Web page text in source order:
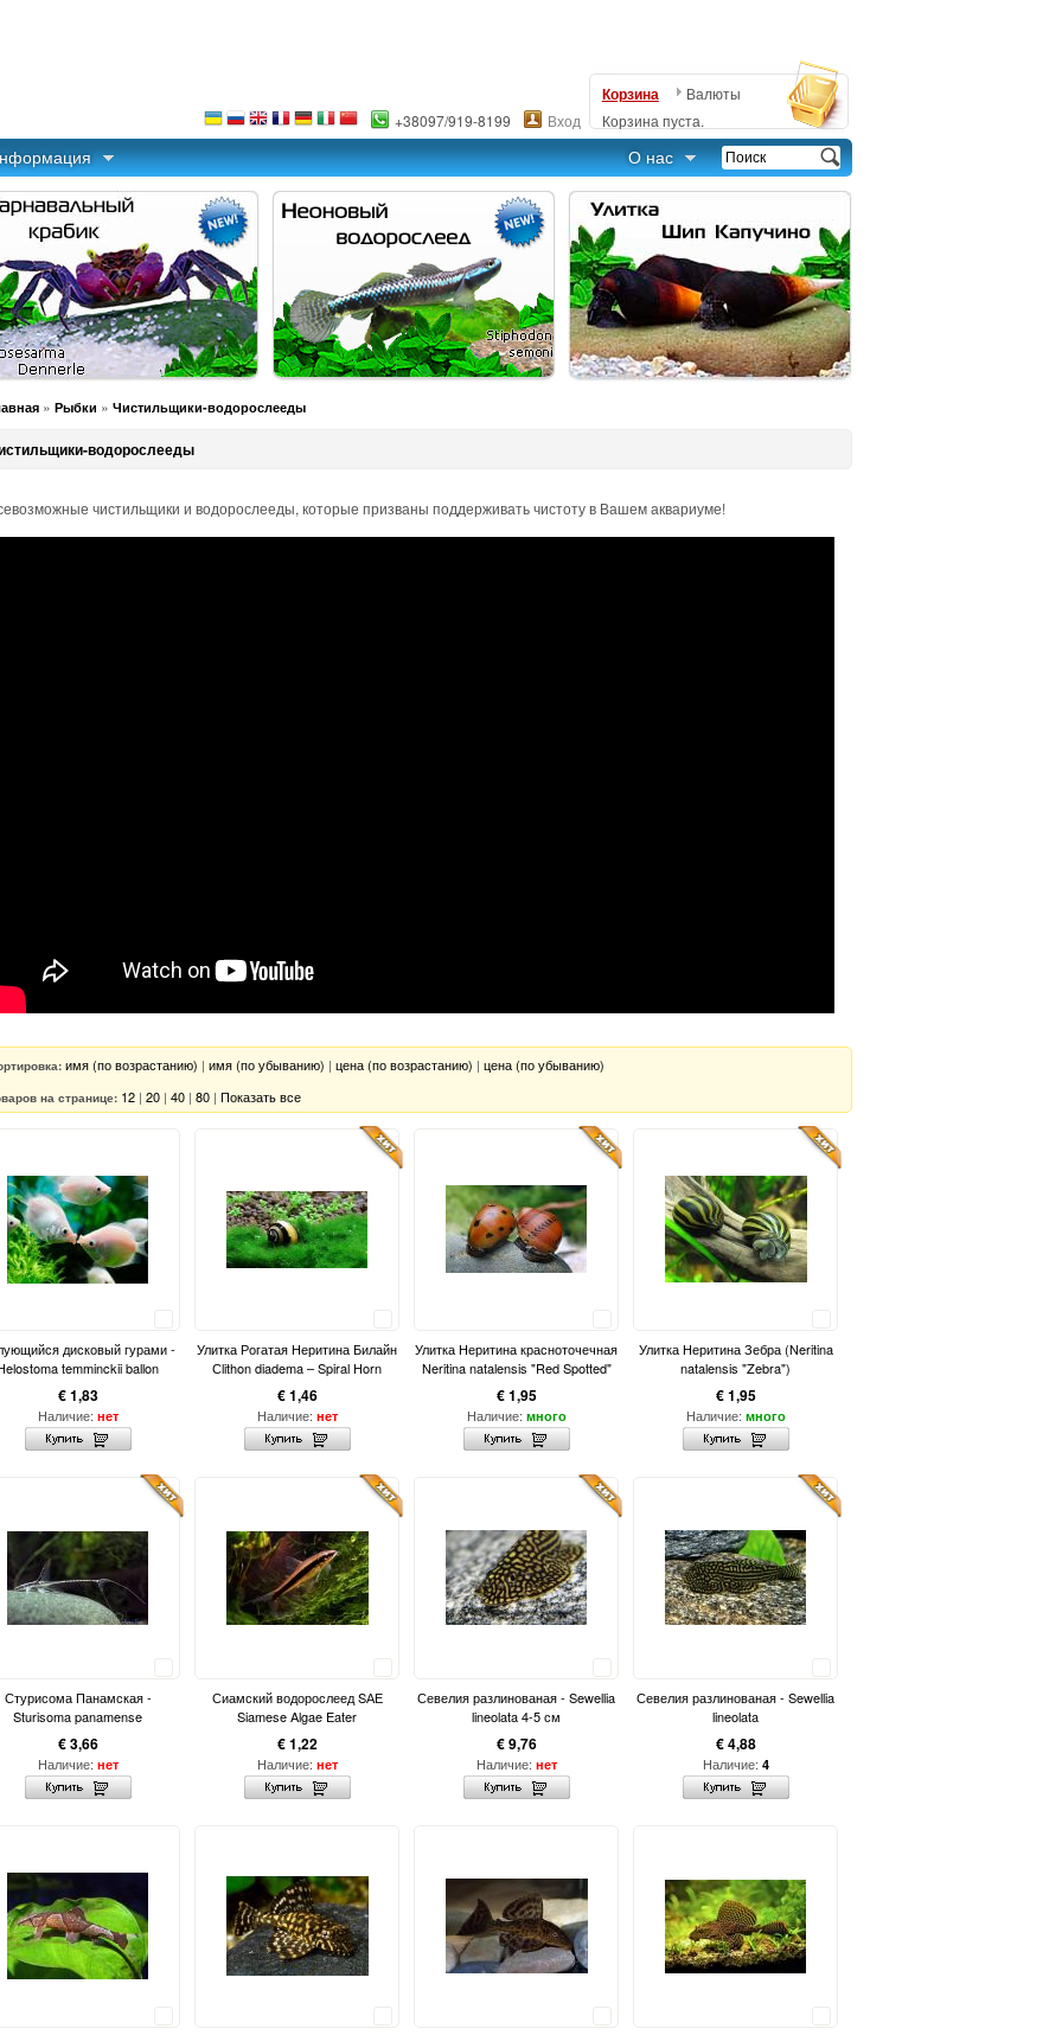
Валюты
Корзина
Корзина пуста.
+38097/919-8199 Вход
О нас
» Рыбки » Чистильщики-водорослееды
водорослееды
чистильщики и водорослееды, которые призваны поддерживать чистоту в Вашем аквариуме!
имя (по возрастанию) | имя (по убыванию) | цена (по возрастанию) | цена (по убыванию)
на странице: 12 | 20 | 40 | 80 | Показать все
дисковый гурами -
temminckii ballon
€ 1,83
Наличие: нет
Улитка Рогатая Неритина Билайн
Сlithon diadema – Spiral Horn
€ 1,46
Наличие: нет
Улитка Неритина красноточечная
Neritina natalensis "Red Spotted"
€ 1,95
Наличие: много
Улитка Неритина Зебра (Neritina
natalensis "Zebra")
€ 1,95
Наличие: много
Стурисома Панамская -
Sturisoma panamense
€ 3,66
Наличие: нет
Сиамский водорослеед SАЕ
Siamese Algae Eater
€ 1,22
Наличие: нет
Севелия разлинованая - Sewellia
lineolata 4-5 см
€ 9,76
Наличие: нет
Севелия разлинованая - Sewellia
lineolata
€ 4,88
Наличие: 4